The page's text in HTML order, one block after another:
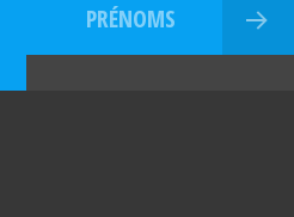
PRÉNOMS